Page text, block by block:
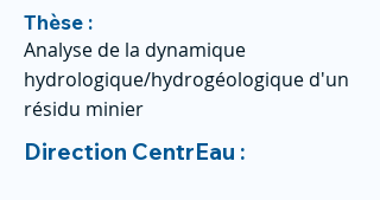
Thèse :
Analyse de la dynamique
hydrologique/hydrogéologique d'un
résidu minier
Direction CentrEau :